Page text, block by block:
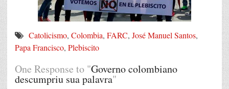
Catolicismo, Colombia, FARC, José Manuel Santos,
Papa Francisco, Plebiscito
One Response to "Governo colombiano
descumpriu sua palavra"